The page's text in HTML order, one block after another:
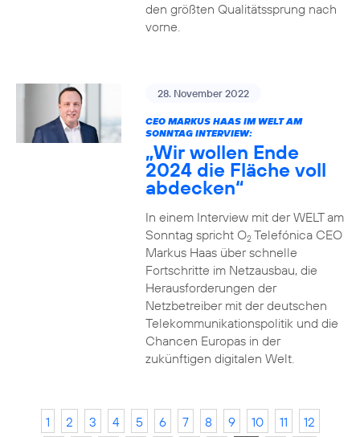
den größten Qualitätssprung nach
vorne.
28. November 2022
CEO MARKUS HAAS IM WELT AM
SONNTAG INTERVIEW:
„Wir wollen Ende
2024 die Fläche voll
abdecken“
In einem Interview mit der WELT am
Sonntag spricht O2Telefónica CEO
Markus Haas über schnelle
Fortschritte im Netzausbau, die
Herausforderungen der
Netzbetreiber mit der deutschen
Telekommunikationspolitik und die
Chancen Europas in der
zukünftigen digitalen Welt.
1 2 3 4 5 6 7 8 9 10 11
12